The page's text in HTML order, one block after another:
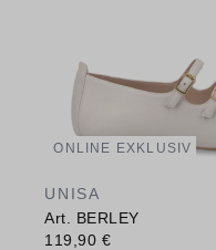
ONLINE EXKLUSIV
UNISA
Art. BERLEY
119,90 €